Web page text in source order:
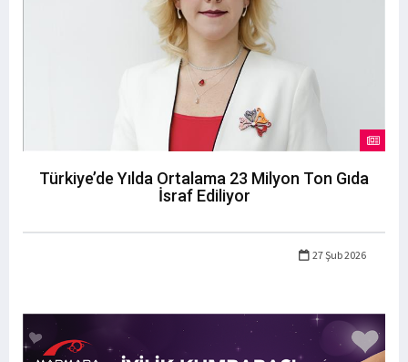
Türkiye’de Yılda Ortalama 23 Milyon Ton Gıda
İsraf Ediliyor
27 Şub 2026